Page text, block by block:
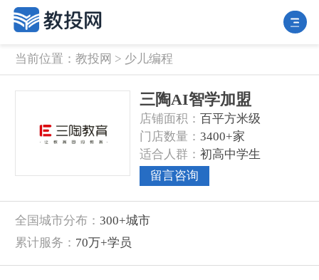
当前位置： 教投网 > 少儿编程
三陶AI智学加盟
店铺面积‌： 百平方米级
‌门店数量‌： 3400+家
‌适合人群‌： 初高中学生
留言咨询
‌全国城市分布‌： 300+城市
‌累计服务‌： 70万+学员